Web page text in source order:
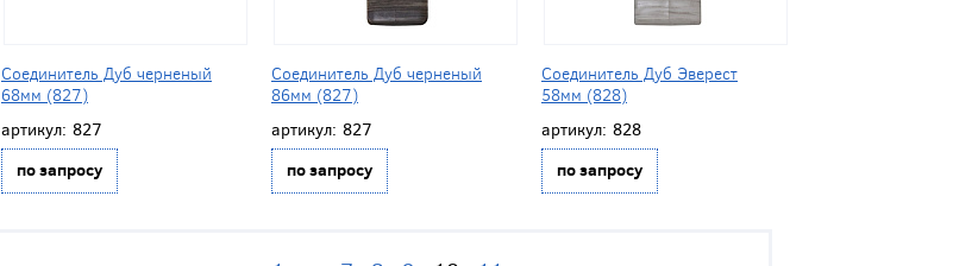
Соединитель Дуб черненый
68мм (827)
артикул: 827
по запросу
Соединитель Дуб черненый
86мм (827)
артикул: 827
по запросу
Соединитель Дуб Эверест
58мм (828)
артикул: 828
по запросу